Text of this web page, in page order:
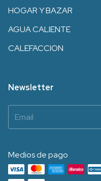
HOGAR Y BAZAR
AGUA CALIENTE
CALEFACCION
Newsletter
Medios de pago